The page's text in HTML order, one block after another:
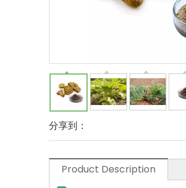
分享到：
Product Description